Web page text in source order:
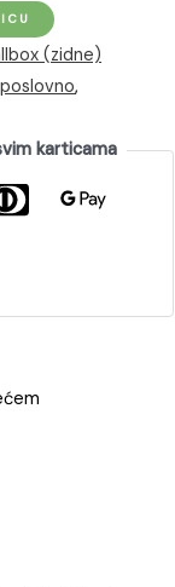
(zidne)
poslovno,
karticama